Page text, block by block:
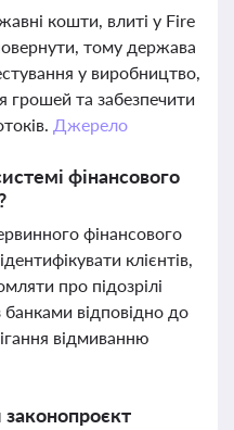
кошти, влиті у Fire
тому держава
у виробництво,
грошей та забезпечити
Джерело
фінансового
фінансового
клієнтів,
про підозрілі
банками відповідно до
відмиванню